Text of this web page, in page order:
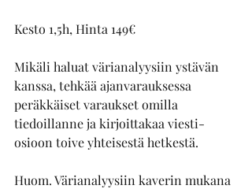
Kesto 1,5h, Hinta 149€
Mikäli haluat värianalyysiin ystävän
kanssa, tehkää ajanvarauksessa
peräkkäiset varaukset omilla
tiedoillanne ja kirjoittakaa viesti-
osioon toive yhteisestä hetkestä.
Huom. Värianalyysiin kaverin mukana